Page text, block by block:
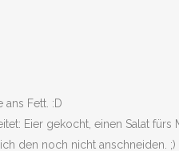
Fett. :D
Eier gekocht, einen Salat
den noch nicht anschneiden. ;)